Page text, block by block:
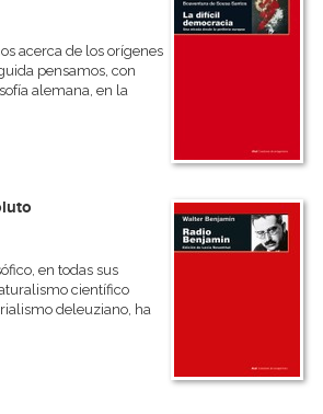
acerca de los orígenes
pensamos, con
alemana, en la
en todas sus
científico
deleuziano, ha